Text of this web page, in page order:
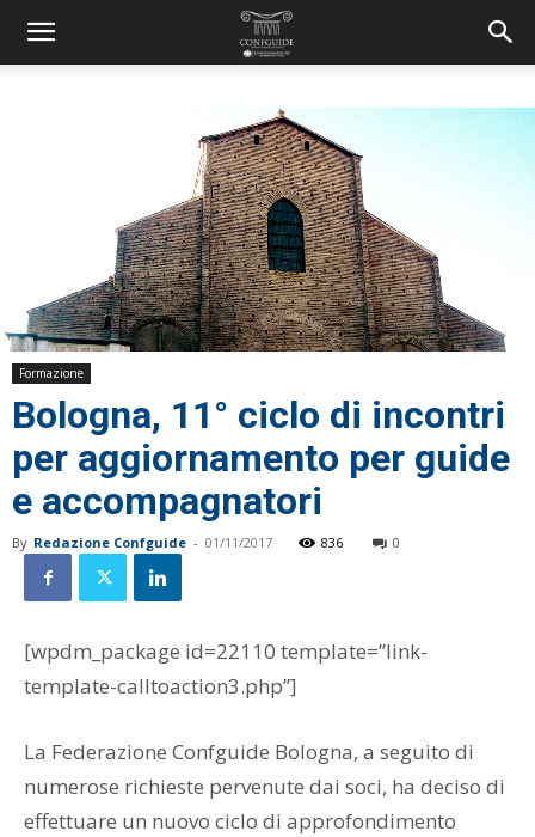
Formazione
Bologna, 11° ciclo di incontri
per aggiornamento per guide
e accompagnatori
By Redazione Confguide - 01/11/2017 836 0
[wpdm_package id=22110 template=”link-
template-calltoaction3.php”]
La Federazione Confguide Bologna, a seguito di
numerose richieste pervenute dai soci, ha deciso di
effettuare un nuovo ciclo di approfondimento